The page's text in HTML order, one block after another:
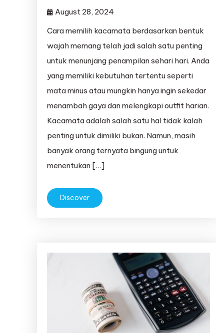
August 28, 2024
Cara memilih kacamata berdasarkan bentuk
wajah memang telah jadi salah satu penting
untuk menunjang penampilan sehari hari. Anda
yang memiliki kebutuhan tertentu seperti
mata minus atau mungkin hanya ingin sekedar
menambah gaya dan melengkapi outfit harian.
Kacamata adalah salah satu hal tidak kalah
penting untuk dimiliki bukan. Namun, masih
banyak orang ternyata bingung untuk
menentukan […]
Discover